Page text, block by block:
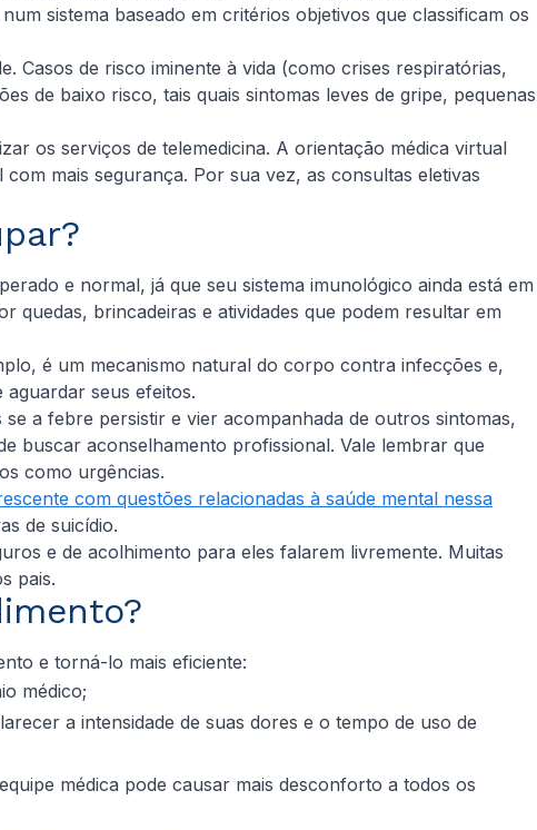
sistema baseado em critérios objetivos que classificam os
Casos de risco iminente à vida (como crises respiratórias,
de baixo risco, tais quais sintomas leves de gripe, pequenas
os serviços de telemedicina. A orientação médica virtual
mais segurança. Por sua vez, as consultas eletivas
e normal, já que seu sistema imunológico ainda está em
quedas, brincadeiras e atividades que podem resultar em
é um mecanismo natural do corpo contra infecções e,
seus efeitos.
a febre persistir e vier acompanhada de outros sintomas,
buscar aconselhamento profissional. Vale lembrar que
como urgências.
com questões relacionadas à saúde mental nessa
de suicídio.
e de acolhimento para eles falarem livremente. Muitas
pais.
e torná-lo mais eficiente:
médico;
a intensidade de suas dores e o tempo de uso de
médica pode causar mais desconforto a todos os